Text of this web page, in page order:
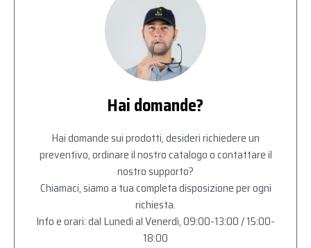
Hai domande?
Hai domande sui prodotti, desideri richiedere un
preventivo, ordinare il nostro catalogo o contattare il
nostro supporto?
Chiamaci, siamo a tua completa disposizione per ogni
richiesta.
Info e orari: dal Lunedì al Venerdì, 09:00-13:00 / 15:00-
18:00